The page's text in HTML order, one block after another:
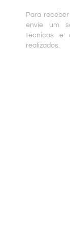
Para
envie um
técnicas e
realizados.